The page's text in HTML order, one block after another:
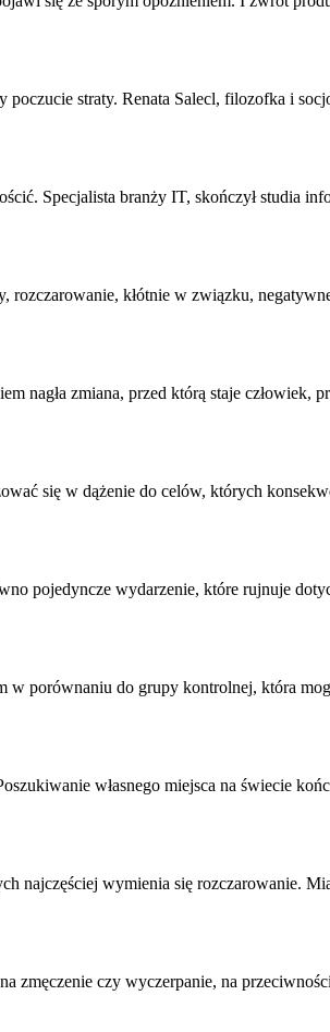
straty. Renata Salecl, filozofka i
Specjalista branży IT, skończył studia
rozczarowanie, kłótnie w związku,
nagła zmiana, przed którą staje człowiek,
się w dążenie do celów, których
pojedyncze wydarzenie, które rujnuje
w porównaniu do grupy kontrolnej, która
własnego miejsca na świecie
najczęściej wymienia się rozczarowanie.
zmęczenie czy wyczerpanie, na